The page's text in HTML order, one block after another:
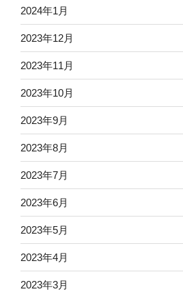
2024年1月
2023年12月
2023年11月
2023年10月
2023年9月
2023年8月
2023年7月
2023年6月
2023年5月
2023年4月
2023年3月